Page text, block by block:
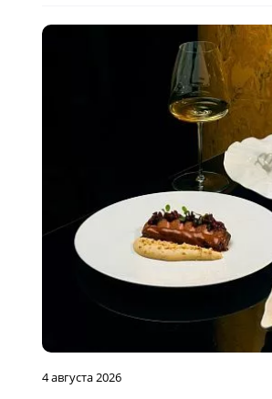
4 августа 2026